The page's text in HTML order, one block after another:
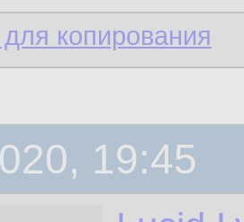
копирования
19:45